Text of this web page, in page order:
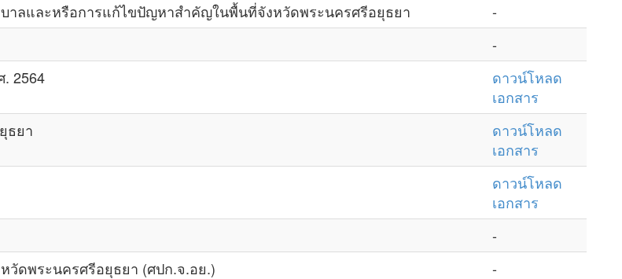
บาลและหรือการแก้ไขปัญหาสำคัญในพื้นที่จังหวัดพระนครศรีอยุธยา
-
-
2564
ดาวน์โหลด
เอกสาร
ธยา
ดาวน์โหลด
เอกสาร
ดาวน์โหลด
เอกสาร
-
ดพระนครศรีอยุธยา (ศปก.จ.อย.)
-